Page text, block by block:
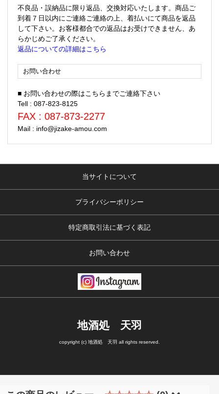
不良品・誤納品に限り返品、交換対応いたします。商品ご
到着７日以内にご連絡ご連絡の上、着払いにて商品を返品
して下さい。お客様都合での返品はお受けできません、あ
らかじめご了承ください。
返品についての詳細はこちら
お問い合わせ
■ お問い合わせの際はこちらまでご連絡下さい
Tell : 087-823-8125
FAX : 087-873-2277
Mail : info@jizake-amou.com
当サイトについて
プライバシーポリシー
特定商取引法に基づく表記
お問い合わせ
地酒処 天羽
copyright (c) 地酒処 天羽 all rights reserved.